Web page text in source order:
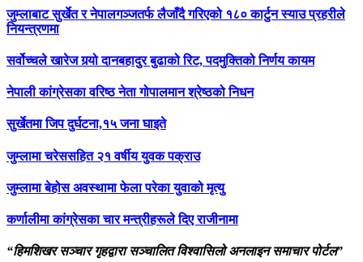
जुम्लाबाट सुर्खेत र नेपालगञ्जतर्फ लैजाँदै गरिएको १८० कार्टुन स्याउ प्रहरीले
नियन्त्रणमा
सर्वोच्चले खारेज गर्‍यो दानबहादुर बुढाको रिट, पदमुक्तिको निर्णय कायम
नेपाली कांग्रेसका वरिष्ठ नेता गोपालमान श्रेष्ठको निधन
सुर्खेतमा जिप दुर्घटना,१५ जना घाइते
जुम्लामा चरेससहित २१ वर्षीय युवक पक्राउ
जुम्लामा बेहोस अवस्थामा फेला परेका युवाको मृत्यु
कर्णालीमा कांग्रेसका चार मन्त्रीहरूले दिए राजीनामा
“हिमशिखर सञ्चार गृहद्वारा सञ्चालित विश्वासिलो अनलाइन समाचार पोर्टल”